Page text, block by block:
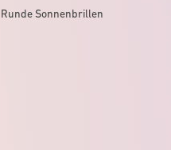
Runde Sonnenbrillen